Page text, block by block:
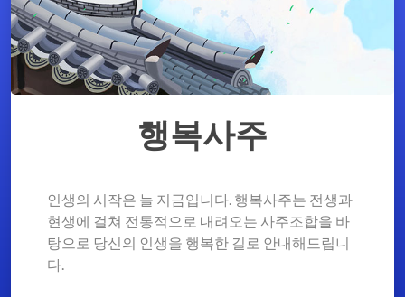
행복사주
인생의 시작은 늘 지금입니다. 행복사주는 전생과
현생에 걸쳐 전통적으로 내려오는 사주조합을 바
탕으로 당신의 인생을 행복한 길로 안내해드립니
다.